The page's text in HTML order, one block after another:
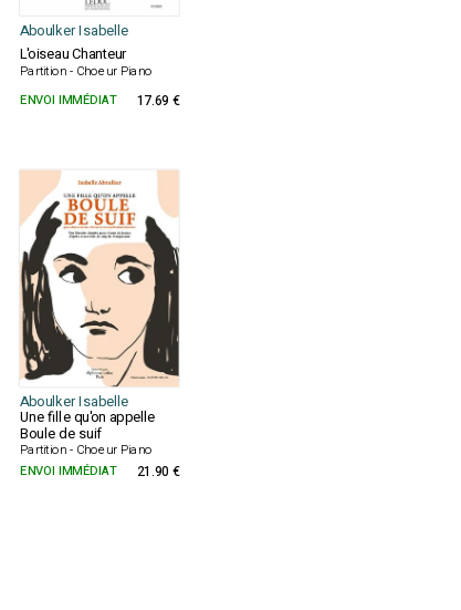
Aboulker Isabelle
L'oiseau Chanteur
Partition - Choeur Piano
ENVOI IMMÉDIAT 17.69 €
Aboulker Isabelle
Une fille qu'on appelle
Boule de suif
Partition - Choeur Piano
ENVOI IMMÉDIAT 21.90 €